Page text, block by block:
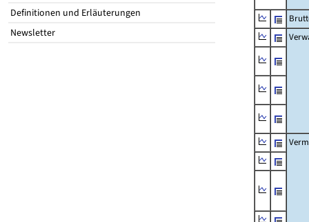
Definitionen und Erläuterungen
Newsletter